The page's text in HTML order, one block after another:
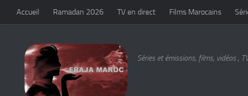
Skip to content
Accueil Ramadan 2026 TV en direct Films Marocains
Séries et émissions, films, vidéos ,